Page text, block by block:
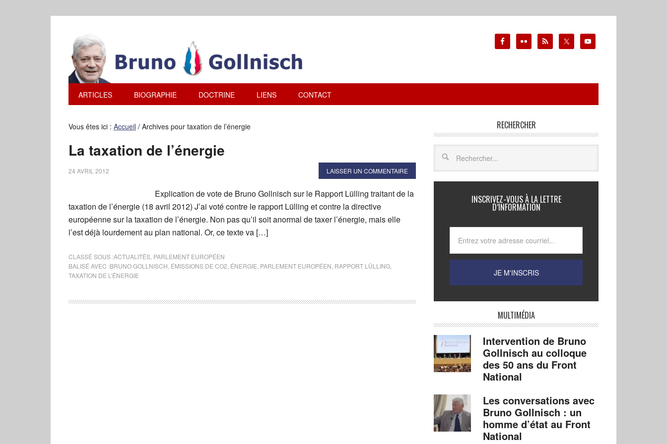
ARTICLES BIOGRAPHIE DOCTRINE LIENS CONTACT
Vous êtes ici : Accueil / Archives pour taxation de l’énergie
La taxation de l’énergie
24 AVRIL 2012 LAISSER UN COMMENTAIRE
Explication de vote de Bruno Gollnisch sur le Rapport Lülling traitant de la
taxation de l’énergie (18 avril 2012) J’ai voté contre le rapport Lülling et contre la directive
européenne sur la taxation de l’énergie. Non pas qu’il soit anormal de taxer l’énergie, mais elle
l’est déjà lourdement au plan national. Or, ce texte va […]
CLASSÉ SOUS :ACTUALITÉS PARLEMENT EUROPÉEN
BALISÉ AVEC :BRUNO GOLLNISCH ÉMISSIONS DE CO2 ÉNERGIE PARLEMENT EUROPÉEN RAPPORT LÜLLING
TAXATION DE L’ÉNERGIE
RECHERCHER
INSCRIVEZ-VOUS À LA LETTRE
D’INFORMATION
MULTIMÉDIA
Intervention de Bruno
Gollnisch au colloque
des 50 ans du Front
National
Les conversations avec
Bruno Gollnisch : un
homme d’état au Front
National